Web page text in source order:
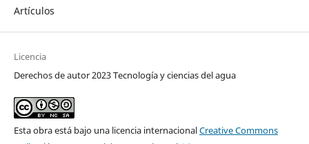
Artículos
Licencia
Derechos de autor 2023 Tecnología y ciencias del agua
Esta obra está bajo una licencia internacionalCreative Commons